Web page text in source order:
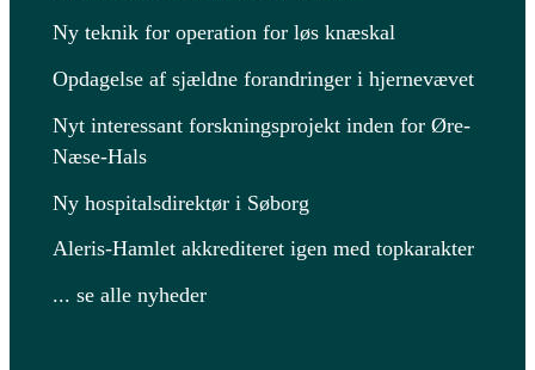
Ny teknik for operation for løs knæskal
Opdagelse af sjældne forandringer i hjernevævet
Nyt interessant forskningsprojekt inden for Øre-
Næse-Hals
Ny hospitalsdirektør i Søborg
Aleris-Hamlet akkrediteret igen med topkarakter
... se alle nyheder